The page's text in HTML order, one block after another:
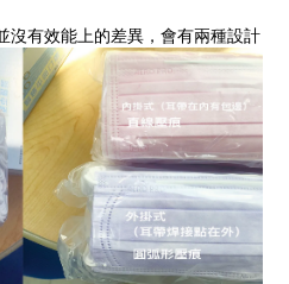
沒有效能上的差異，會有兩種設計